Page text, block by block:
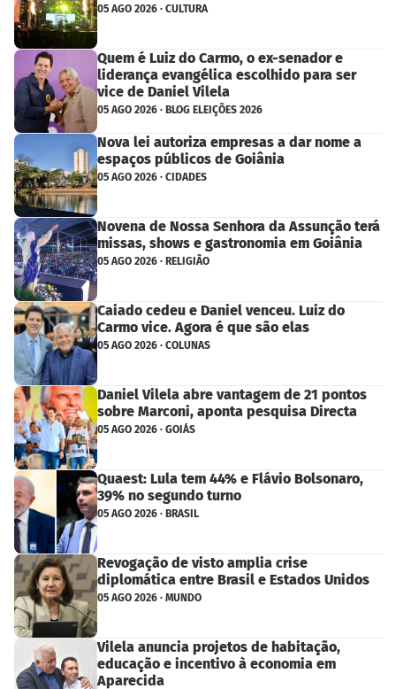
05 AGO 2026 · CULTURA
Quem é Luiz do Carmo, o ex-senador e
liderança evangélica escolhido para ser
vice de Daniel Vilela
05 AGO 2026 · BLOG ELEIÇÕES 2026
Nova lei autoriza empresas a dar nome a
espaços públicos de Goiânia
05 AGO 2026 · CIDADES
Novena de Nossa Senhora da Assunção terá
missas, shows e gastronomia em Goiânia
05 AGO 2026 · RELIGIÃO
Caiado cedeu e Daniel venceu. Luiz do
Carmo vice. Agora é que são elas
05 AGO 2026 · COLUNAS
Daniel Vilela abre vantagem de 21 pontos
sobre Marconi, aponta pesquisa Directa
05 AGO 2026 · GOIÁS
Quaest: Lula tem 44% e Flávio Bolsonaro,
39% no segundo turno
05 AGO 2026 · BRASIL
Revogação de visto amplia crise
diplomática entre Brasil e Estados Unidos
05 AGO 2026 · MUNDO
Vilela anuncia projetos de habitação,
educação e incentivo à economia em
Aparecida